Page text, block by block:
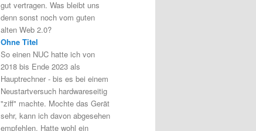
gut vertragen. Was bleibt uns
denn sonst noch vom guten
alten Web 2.0?
Ohne Titel
So einen NUC hatte ich von
2018 bis Ende 2023 als
Hauptrechner - bis es bei einem
Neustartversuch hardwareseitig
"ziff" machte. Mochte das Gerät
sehr, kann ich davon abgesehen
empfehlen. Hatte wohl ein